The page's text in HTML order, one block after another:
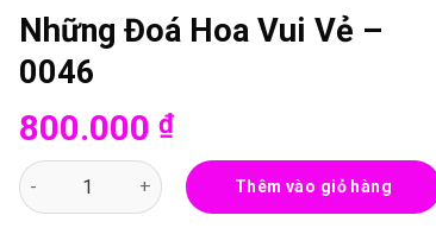
Những Đoá Hoa Vui Vẻ –
0046
800.000 ₫
Những Đoá Hoa Vui Vẻ - 0046 số lượng
Thêm vào giỏ hàng